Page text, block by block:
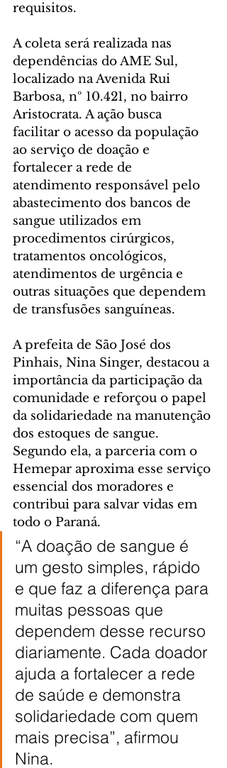
requisitos.
A coleta será realizada nas
dependências do AME Sul,
localizado na Avenida Rui
Barbosa, nº 10.421, no bairro
Aristocrata. A ação busca
facilitar o acesso da população
ao serviço de doação e
fortalecer a rede de
atendimento responsável pelo
abastecimento dos bancos de
sangue utilizados em
procedimentos cirúrgicos,
tratamentos oncológicos,
atendimentos de urgência e
outras situações que dependem
de transfusões sanguíneas.
A prefeita de São José dos
Pinhais, Nina Singer, destacou a
importância da participação da
comunidade e reforçou o papel
da solidariedade na manutenção
dos estoques de sangue.
Segundo ela, a parceria com o
Hemepar aproxima esse serviço
essencial dos moradores e
contribui para salvar vidas em
todo o Paraná.
“A doação de sangue é
um gesto simples, rápido
e que faz a diferença para
muitas pessoas que
dependem desse recurso
diariamente. Cada doador
ajuda a fortalecer a rede
de saúde e demonstra
solidariedade com quem
mais precisa”, afirmou
Nina.